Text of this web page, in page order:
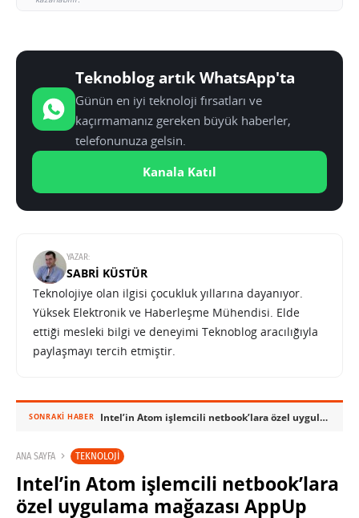
Teknoblog artık WhatsApp'ta
Günün en iyi teknoloji fırsatları ve
kaçırmamanız gereken büyük haberler,
telefonunuza gelsin.
Kanala Katıl
YAZAR:
SABRI KÜSTÜR
Teknolojiye olan ilgisi çocukluk yıllarına dayanıyor.
Yüksek Elektronik ve Haberleşme Mühendisi. Elde
ettiği mesleki bilgi ve deneyimi Teknoblog aracılığıyla
paylaşmayı tercih etmiştir.
SONRAKI HABER Intel’in Atom işlemcili netbook’lara özel uygulama mağazası AppUp açıldı
ANA SAYFA TEKNOLOJI
Intel’in Atom işlemcili netbook’lara
özel uygulama mağazası AppUp